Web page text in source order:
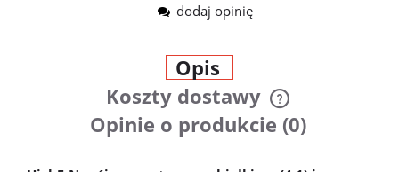
dodaj opinię
Opis
Koszty dostawy
Cena nie zawiera ewentualnych
kosztów płatności
Opinie o produkcie (0)